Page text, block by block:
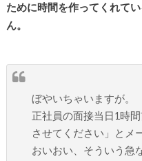
ために時間を作ってくれて
ん。
ぼやいちゃいますが。
正社員の面接当日1時
させてください」とメ
おいおい、そういう急